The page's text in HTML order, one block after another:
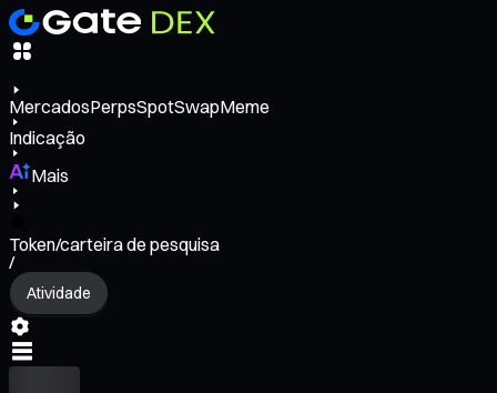
MercadosPerpsSpotSwapMeme
Indicação
Mais
Token/carteira de pesquisa
/
Atividade